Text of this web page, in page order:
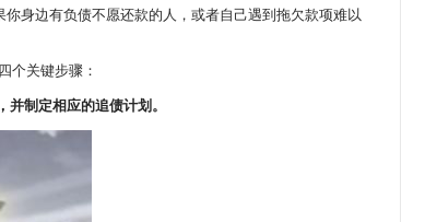
身边有负债不愿还款的人，或者自己遇到拖欠款项难以
个关键步骤：
制定相应的追债计划。